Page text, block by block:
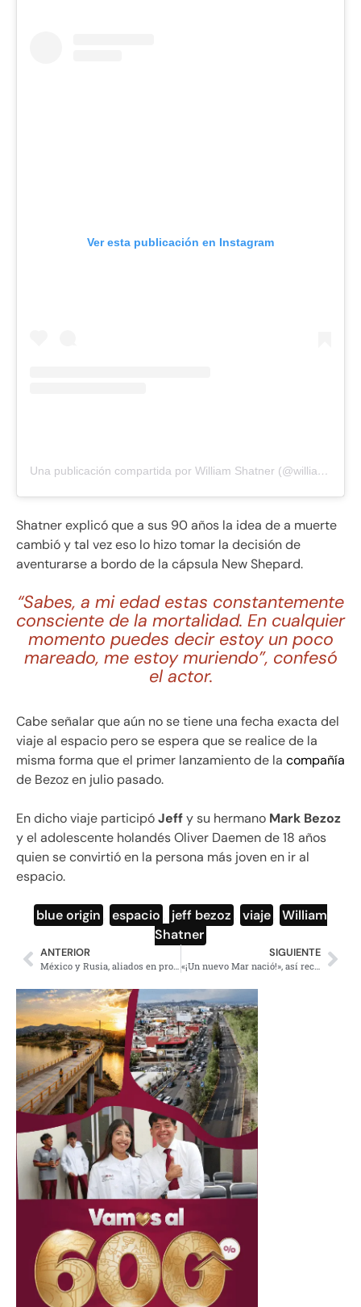
Ver esta publicación en Instagram
Una publicación compartida por William Shatner (@williamshatner)
Shatner explicó que a sus 90 años la idea de a muerte
cambió y tal vez eso lo hizo tomar la decisión de
aventurarse a bordo de la cápsula New Shepard.
“Sabes, a mi edad estas constantemente
consciente de la mortalidad. En cualquier
momento puedes decir estoy un poco
mareado, me estoy muriendo”, confesó
el actor.
Cabe señalar que aún no se tiene una fecha exacta del
viaje al espacio pero se espera que se realice de la
misma forma que el primer lanzamiento de la compañía
de Bezoz en julio pasado.
En dicho viaje participóJeffy su hermano Mark Bezoz
y el adolescente holandés Oliver Daemen de 18 años
quien se convirtió en la persona más joven en ir al
espacio.
blue origin espacio jeff bezoz viaje
William
Shatner
ANTERIOR
México y Rusia, aliados en proyectos espaciales
SIGUIENTE
«¡Un nuevo Mar nació!», así recibieron Yuya y Siddhartha a su bebé